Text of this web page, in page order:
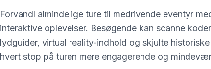
Forvandl almindelige ture til medrivende eventyr
interaktive oplevelser. Besøgende kan scanne
lydguider, virtual reality-indhold og skjulte
hvert stop på turen mere engagerende og